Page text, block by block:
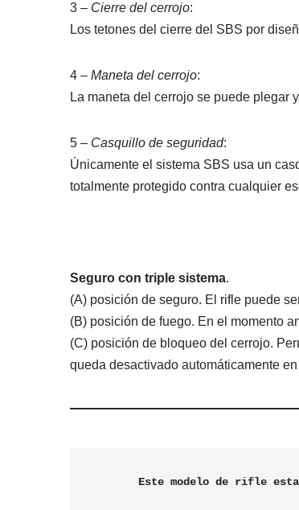
3 – Cierre del cerrojo:
Los tetones del cierre del SBS por
4 – Maneta del cerrojo:
La maneta del cerrojo se puede plegar
5 – Casquillo de seguridad:
Únicamente el sistema SBS usa un
totalmente protegido contra cualquier
Seguro con triple sistema.
(A) posición de seguro. El rifle puede
(B) posición de fuego. En el momento
(C) posición de bloqueo del cerrojo.
queda desactivado automáticamente
Este modelo de rifle esta